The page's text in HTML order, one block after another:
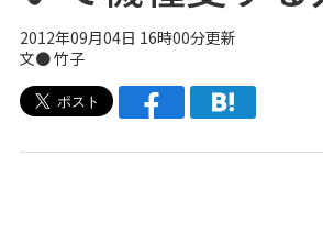
2012年09月04日 16時00分更新
文●竹子